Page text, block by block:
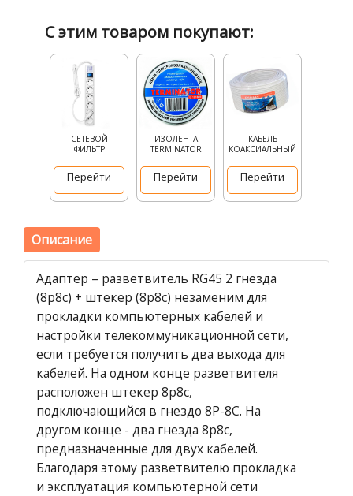
С этим товаром покупают:
СЕТЕВОЙ
ФИЛЬТР
Перейти
ИЗОЛЕНТА
TERMINATOR
Перейти
КАБЕЛЬ
КОАКСИАЛЬНЫЙ
Перейти
Описание
Адаптер – разветвитель RG45 2 гнезда
(8р8с) + штекер (8р8с) незаменим для
прокладки компьютерных кабелей и
настройки телекоммуникационной сети,
если требуется получить два выхода для
кабелей. На одном конце разветвителя
расположен штекер 8р8с,
подключающийся в гнездо 8P-8C. На
другом конце - два гнезда 8р8с,
предназначенные для двух кабелей.
Благодаря этому разветвителю прокладка
и эксплуатация компьютерной сети